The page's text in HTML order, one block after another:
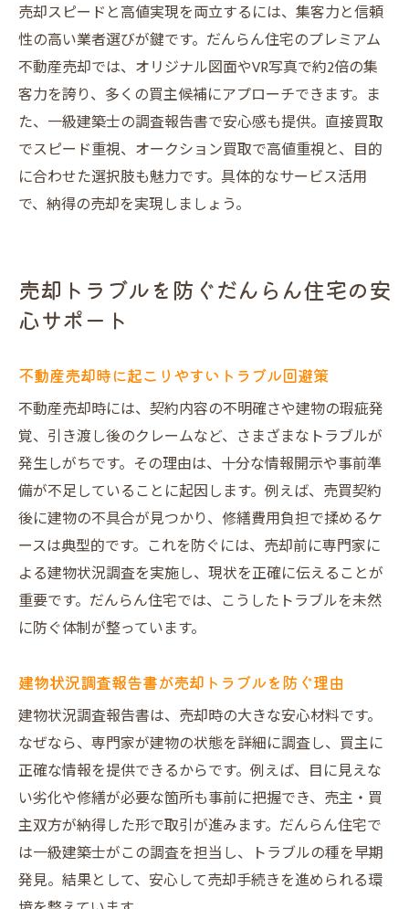
売却スピードと高値実現を両立するには、集客力と信頼
性の高い業者選びが鍵です。だんらん住宅のプレミアム
不動産売却では、オリジナル図面やVR写真で約2倍の集
客力を誇り、多くの買主候補にアプローチできます。ま
た、一級建築士の調査報告書で安心感も提供。直接買取
でスピード重視、オークション買取で高値重視と、目的
に合わせた選択肢も魅力です。具体的なサービス活用
で、納得の売却を実現しましょう。
売却トラブルを防ぐだんらん住宅の安
心サポート
不動産売却時に起こりやすいトラブル回避策
不動産売却時には、契約内容の不明確さや建物の瑕疵発
覚、引き渡し後のクレームなど、さまざまなトラブルが
発生しがちです。その理由は、十分な情報開示や事前準
備が不足していることに起因します。例えば、売買契約
後に建物の不具合が見つかり、修繕費用負担で揉めるケ
ースは典型的です。これを防ぐには、売却前に専門家に
よる建物状況調査を実施し、現状を正確に伝えることが
重要です。だんらん住宅では、こうしたトラブルを未然
に防ぐ体制が整っています。
建物状況調査報告書が売却トラブルを防ぐ理由
建物状況調査報告書は、売却時の大きな安心材料です。
なぜなら、専門家が建物の状態を詳細に調査し、買主に
正確な情報を提供できるからです。例えば、目に見えな
い劣化や修繕が必要な箇所も事前に把握でき、売主・買
主双方が納得した形で取引が進みます。だんらん住宅で
は一級建築士がこの調査を担当し、トラブルの種を早期
発見。結果として、安心して売却手続きを進められる環